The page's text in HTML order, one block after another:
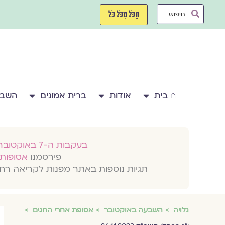
Search
הַכֹּל מִכֹּל כֹּל
⌂ בית אודות ברית אמונים
בעקבות ה-7 באוקטובר 2023
פירסמנו
תגיות נוספות באתר מפנות לקריאה
גלויה השבעה באוקטובר
אסופת אחרי החגים